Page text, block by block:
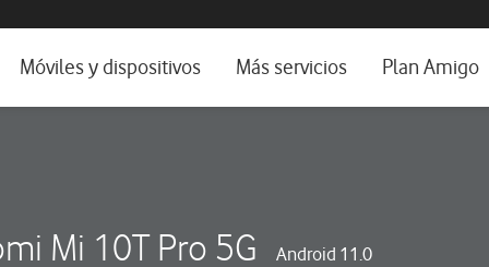
e idioma
Móviles y dispositivos Más servicios Plan Amigo
Mi 10T Pro 5G Android 11.0